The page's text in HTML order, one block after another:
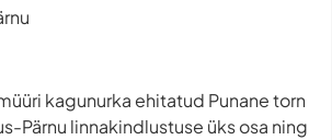
kagunurka ehitatud Punane torn
Pärnu linnakindlustuse üks osa ning